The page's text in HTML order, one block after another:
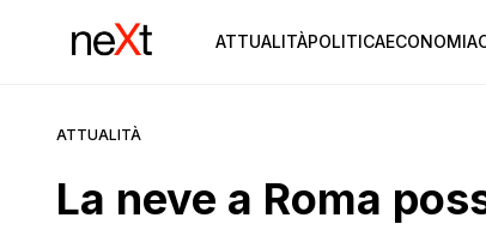
ATTUALITÀPOLITICAECONOMIA
ATTUALITÀ
La neve a Roma